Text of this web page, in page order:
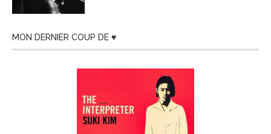
MON DERNIER COUP DE ♥